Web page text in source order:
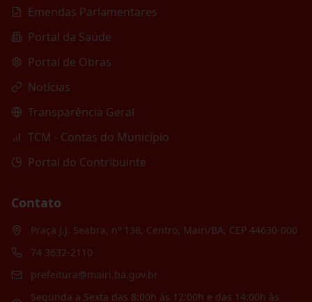
Emendas Parlamentares
Portal da Saúde
Portal de Obras
Notícias
Transparência Geral
TCM - Contas do Município
Portal do Contribuinte
Contato
Praça J.J. Seabra, nº 138, Centro, Mairi/BA, CEP 44630-000
74 3632-2110
prefeitura@mairi.ba.gov.br
Segunda a Sexta das 8:00h às 12:00h e das 14:00h às